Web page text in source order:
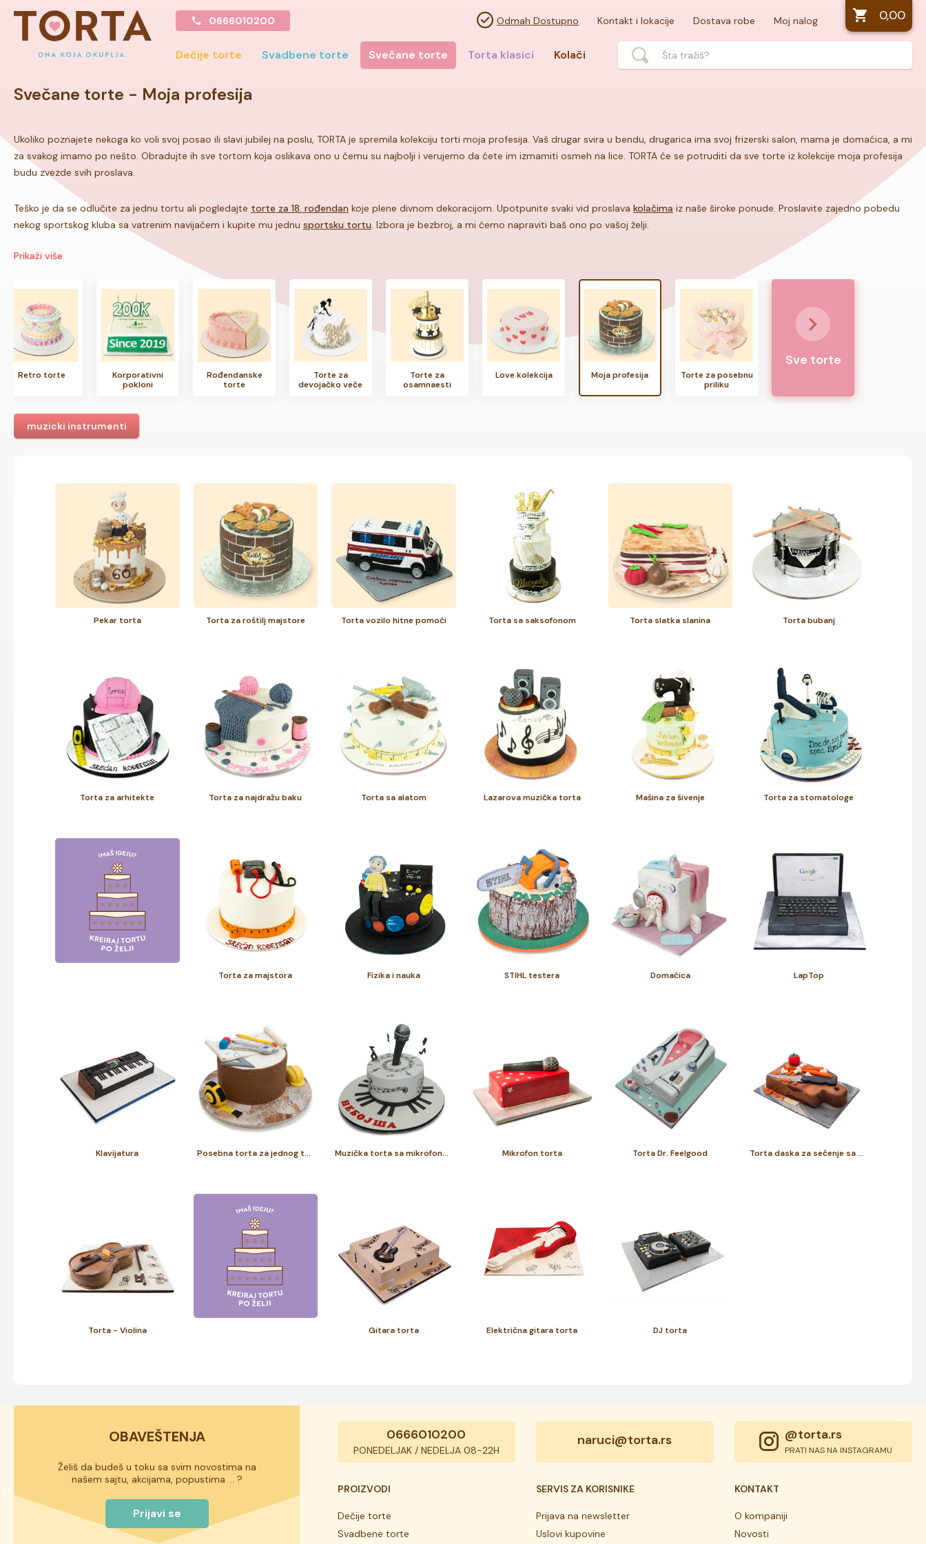
0666010200 Odmah Dostupno Kontakt i lokacije Dostava robe Moj nalog 0,00
Dečije torte Svadbene torte Svečane torte Torta klasici Kolači
Svečane torte - Moja profesija
Ukoliko poznajete nekoga ko voli svoj posao ili slavi jubilej na poslu, TORTA je spremila kolekciju torti moja profesija. Vaš drugar svira u bendu, drugarica ima svoj frizerski salon, mama je domaćica, a mi
za svakog imamo po nešto. Obradujte ih sve tortom koja oslikava ono u čemu su najbolji i verujemo da ćete im izmamiti osmeh na lice. TORTA će se potruditi da sve torte iz kolekcije moja profesija
budu zvezde svih proslava.
Teško je da se odlučite za jednu tortu ali pogledajte torte za 18. rođendan koje plene divnom dekoracijom. Upotpunite svaki vid proslava kolačima iz naše široke ponude. Proslavite zajedno pobedu
nekog sportskog kluba sa vatrenim navijačem i kupite mu jednu sportsku tortu. Izbora je bezbroj, a mi ćemo napraviti baš ono po vašoj želji.
Prikaži više
Retro torte
Korporativni
pokloni
Rođendanske
torte
Torte za
devojačko veče
Torte za
osamnaesti
Love kolekcija Moja profesija
Torte za posebnu
priliku
Sve torte
muzicki instrumenti
Pekar torta Torta za roštilj majstore Torta vozilo hitne pomoći Torta sa saksofonom Torta slatka slanina Torta bubanj
Torta za arhitekte Torta za najdražu baku Torta sa alatom Lazarova muzička torta Mašina za šivenje Torta za stomatologe
Torta za majstora Fizika i nauka STIHL testera Domaćica LapTop
Klavijatura Posebna torta za jednog tatu Muzička torta sa mikrofonom Mikrofon torta Torta Dr. Feelgood Torta daska za sečenje sa povrćem
Torta - Violina Gitara torta Električna gitara torta DJ torta
OBAVEŠTENJA
Želiš da budeš u toku sa svim novostima na
našem sajtu, akcijama, popustima ... ?
Prijavi se
0666010200
PONEDELJAK / NEDELJA 08-22H
naruci@torta.rs @torta.rs
PRATI NAS NA INSTAGRAMU
PROIZVODI
Dečije torte
Svadbene torte
SERVIS ZA KORISNIKE
Prijava na newsletter
Uslovi kupovine
KONTAKT
O kompaniji
Novosti